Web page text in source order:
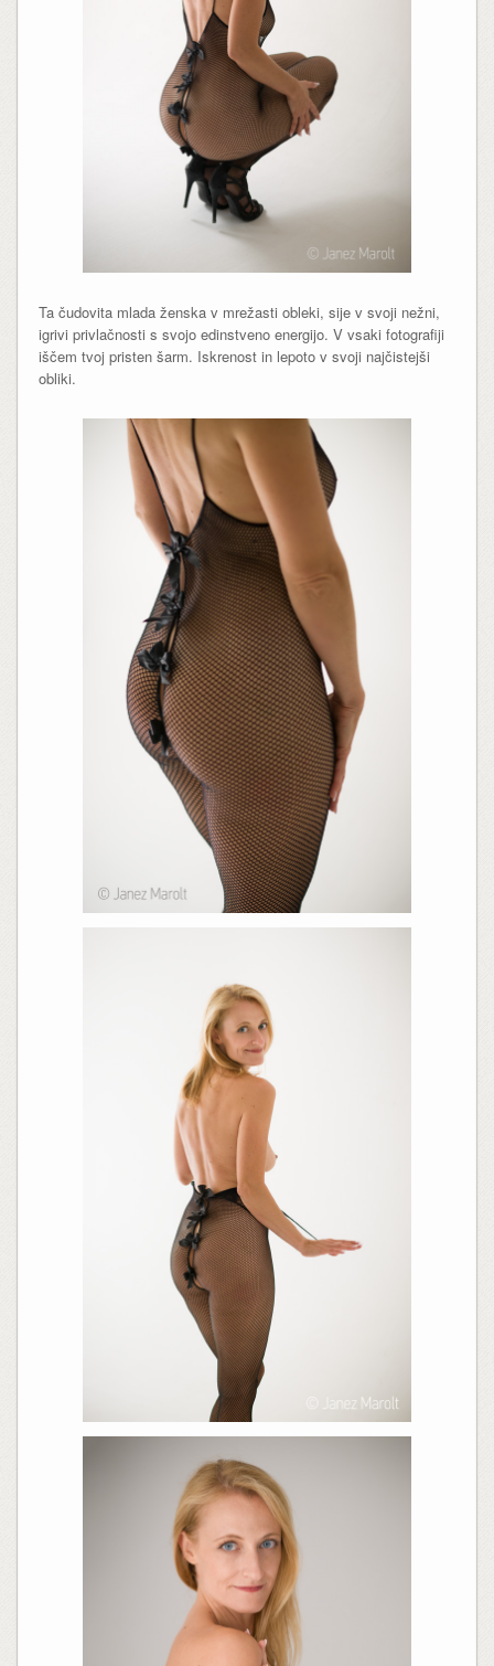
Ta čudovita mlada ženska v mrežasti obleki, sije v svoji nežni,
igrivi privlačnosti s svojo edinstveno energijo. V vsaki fotografiji
iščem tvoj pristen šarm. Iskrenost in lepoto v svoji najčistejši
obliki.